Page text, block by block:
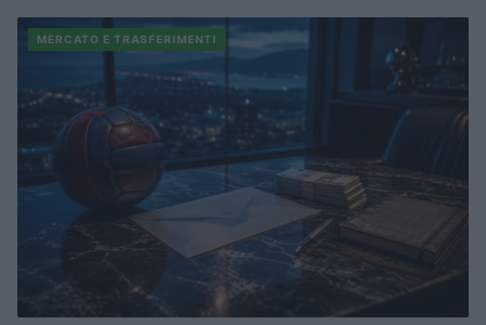
MERCATO E TRASFERIMENTI